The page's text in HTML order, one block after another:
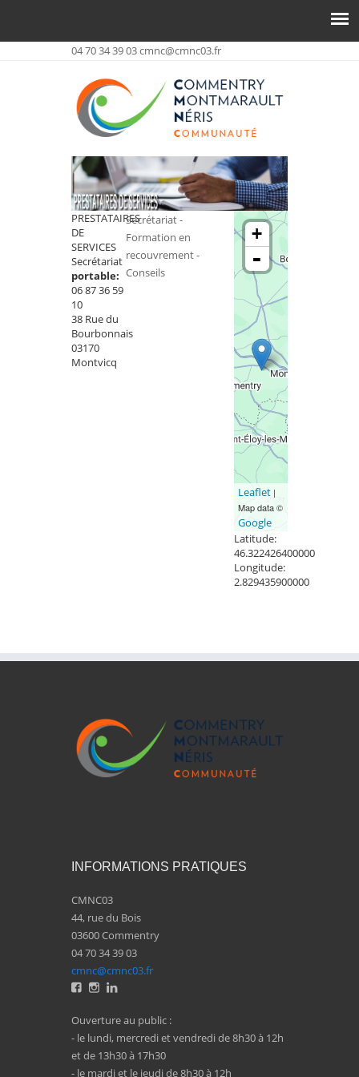
04 70 34 39 03cmnc@cmnc03.fr
PRESTATAIRES
DE
SERVICES
Secrétariat
portable:
06 87 36 59
10
38 Rue du
Bourbonnais
03170
Montvicq
Secrétariat -
Formation en
recouvrement -
Conseils
+
-
Leaflet|
Map data ©
Google
Latitude:
46.322426400000
Longitude:
2.829435900000
INFORMATIONS PRATIQUES
CMNC03
44, rue du Bois
03600 Commentry
04 70 34 39 03
cmnc@cmnc03.fr
Ouverture au public :
- le lundi, mercredi et vendredi de 8h30 à 12h
et de 13h30 à 17h30
- le mardi et le jeudi de 8h30 à 12h